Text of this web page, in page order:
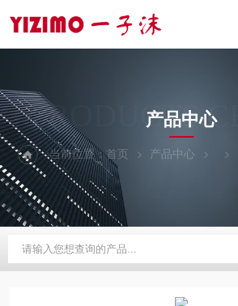
PRODUCTS
产品中心
当前位置：首页 产品中心